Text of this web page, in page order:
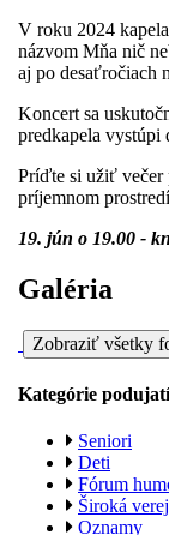
V roku 2024
názvom Mňa nič
aj po desaťročiach
Koncert sa
predkapela vystúpi
Príďte si užiť večer
príjemnom
19. jún o 19.00 -
Galéria
Zobraziť všetky
Kategórie podujatí
Seniori
Deti
Fórum
Široká
Oznamy